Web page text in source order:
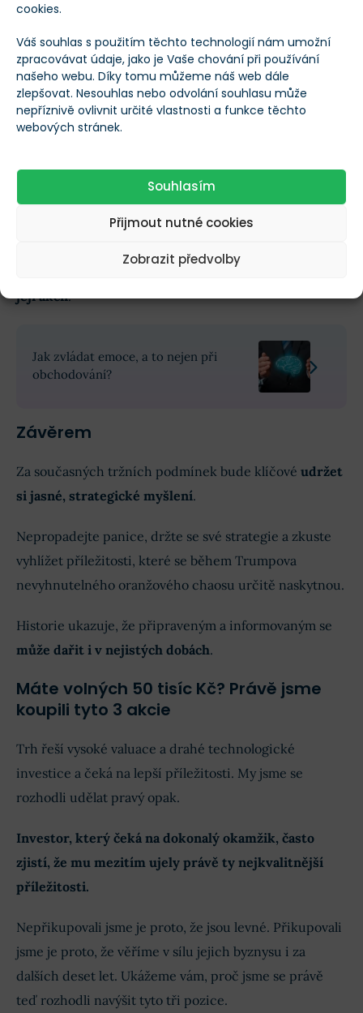
cookies.
Váš souhlas s použitím těchto technologií nám umožní
zpracovávat údaje, jako je Vaše chování při používání
našeho webu. Díky tomu můžeme náš web dále
zlepšovat. Nesouhlas nebo odvolání souhlasu může
nepříznivě ovlivnit určité vlastnosti a funkce těchto
webových stránek.
Souhlasím
Přijmout nutné cookies
Zobrazit předvolby
Ukázkovým příkladem Clarkovy strategie bylo
Prezident tehdy nařídil, aby se v projektech
amerických plynovodů používala americká ocel, načež
akcie United States Steel připsaly téměř 30 %.
společnosti prudce klesla.
Clark situaci tehdy správně přečetl, zjistil, že firma
jak na emotivním nárůstu, tak na logickém propadu
její akcií.
Jak zvládat emoce, a to nejen při
obchodování?
Závěrem
Za současných tržních podmínek bude klíčové udržet
si jasné, strategické myšlení.
Nepropadejte panice, držte se své strategie a zkuste
vyhlížet příležitosti, které se během Trumpova
nevyhnutelného oranžového chaosu určitě naskytnou.
Historie ukazuje, že připraveným a informovaným se
může dařit i v nejistých dobách.
Máte volných 50 tisíc Kč? Právě jsme
koupili tyto 3 akcie
Trh řeší vysoké valuace a drahé technologické
investice a čeká na lepší příležitosti. My jsme se
rozhodli udělat pravý opak.
Investor, který čeká na dokonalý okamžik, často
zjistí, že mu mezitím ujely právě ty nejkvalitnější
příležitosti.
Nepřikupovali jsme je proto, že jsou levné. Přikupovali
jsme je proto, že věříme v sílu jejich byznysu i za
dalších deset let. Ukážeme vám, proč jsme se právě
teď rozhodli navýšit tyto tři pozice.